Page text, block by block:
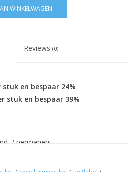
WINKELWAGEN
Reviews (0)
stuk en bespaar 24%
stuk en bespaar 39%
/ permanent
rol